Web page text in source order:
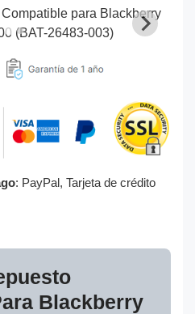
: PayPal, Tarjeta de crédito
Blackberry